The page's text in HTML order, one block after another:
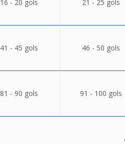
16 - 20 gols 21 - 25 gols
41 - 45 gols 46 - 50 gols
81 - 90 gols 91 - 100 gols